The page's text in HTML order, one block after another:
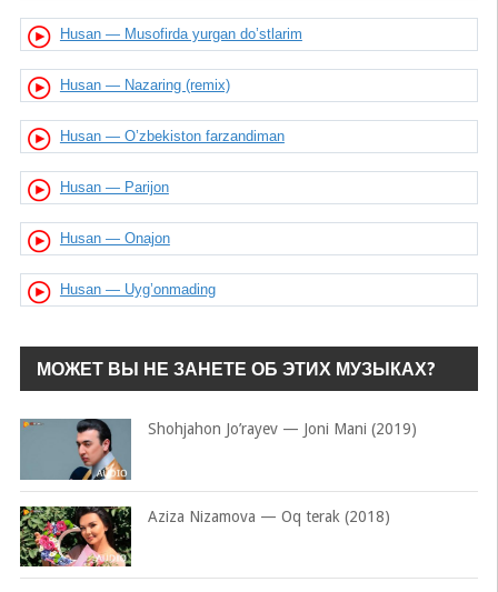
Husan — Musofirda yurgan do’stlarim
Husan — Nazaring (remix)
Husan — O’zbekiston farzandiman
Husan — Parijon
Husan — Onajon
Husan — Uyg’onmading
МОЖЕТ ВЫ НЕ ЗАНЕТЕ ОБ ЭТИХ МУЗЫКАХ?
Shohjahon Jo’rayev — Joni Mani (2019)
Aziza Nizamova — Oq terak (2018)